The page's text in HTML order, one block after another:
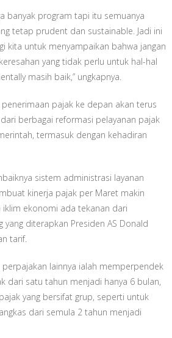
banyak program tapi itu semuanya
tetap prudent dan sustainable. Jadi ini
kita untuk menyampaikan bahwa jangan
yang tidak perlu untuk hal-hal
masih baik,” ungkapnya.
pajak ke depan akan terus
berbagai reformasi pelayanan pajak
termasuk dengan kehadiran
sistem administrasi layanan
kinerja pajak per Maret makin
ekonomi ada tekanan dari
yang diterapkan Presiden AS Donald
tarif.
lainnya ialah memperpendek
dari satu tahun menjadi hanya 6 bulan,
yang bersifat grup, seperti untuk
dari semula 2 tahun menjadi